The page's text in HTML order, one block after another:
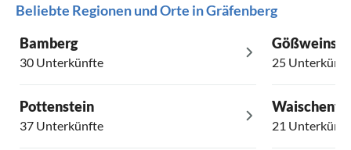
Beliebte Regionen und Orte in Gräfenberg
Bamberg
30 Unterkünfte
Pottenstein
37 Unterkünfte
25
21